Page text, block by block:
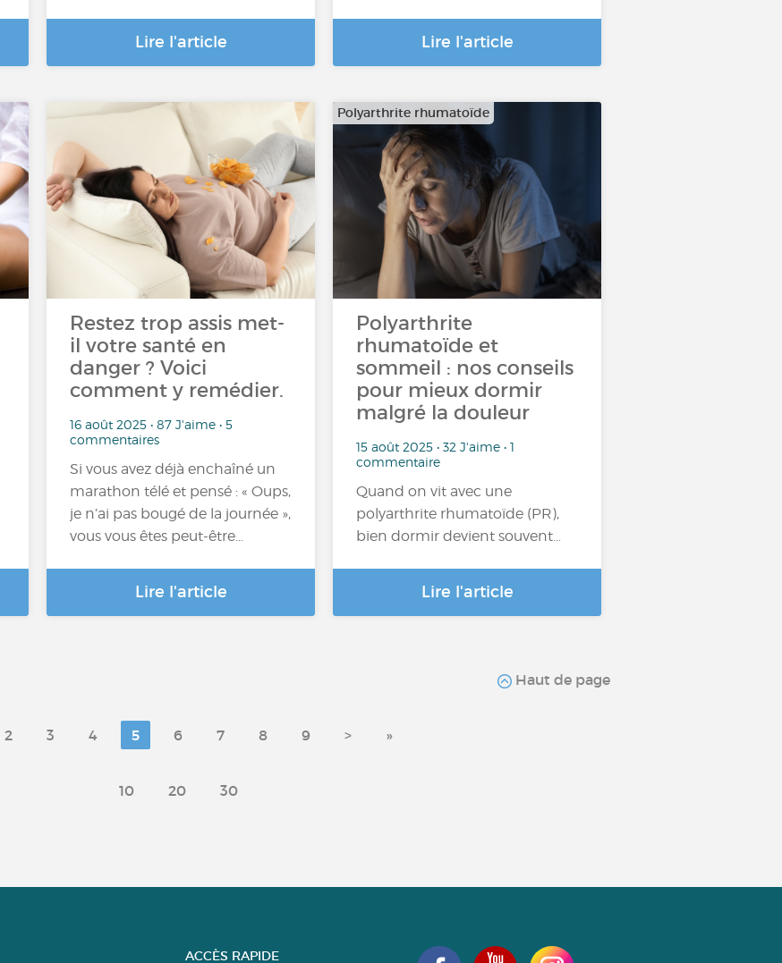
Lire l'article Lire l'article
Restez trop assis met-
il votre santé en
danger ? Voici
comment y remédier.
16 août 2025 • 87 J'aime • 5
commentaires
Si vous avez déjà enchaîné un
marathon télé et pensé : « Oups,
je n’ai pas bougé de la journée »,
vous vous êtes peut-être…
Lire l'article
Polyarthrite rhumatoïde
Polyarthrite
rhumatoïde et
sommeil : nos conseils
pour mieux dormir
malgré la douleur
15 août 2025 • 32 J'aime • 1
commentaire
Quand on vit avec une
polyarthrite rhumatoïde (PR),
bien dormir devient souvent…
Lire l'article
Haut de page
2 3 4 5 6 7 8 9 > »
10 20 30
ACCÈS RAPIDE